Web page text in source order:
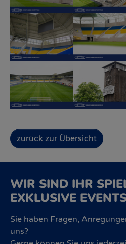
Show larger versionShow larger
Show larger
zurück zur Übersicht
WIR SIND IHR
EXKLUSIVE
Sie haben Fragen,
uns?